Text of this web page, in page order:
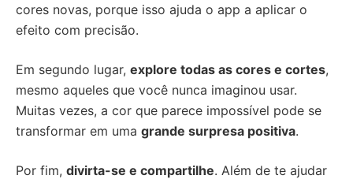
cores novas, porque isso ajuda o app a aplicar o
efeito com precisão.
Em segundo lugar, explore todas as cores e cortes,
mesmo aqueles que você nunca imaginou usar.
Muitas vezes, a cor que parece impossível pode se
transformar em uma grande surpresa positiva.
Por fim, divirta-se e compartilhe. Além de te ajudar